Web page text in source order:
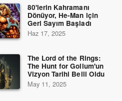
80'lerin Kahramanı
Dönüyor, He-Man için
Geri Sayım Başladı
Haz 17, 2025
The Lord of the Rings:
The Hunt for Gollum'un
Vizyon Tarihi Belli Oldu
May 11, 2025